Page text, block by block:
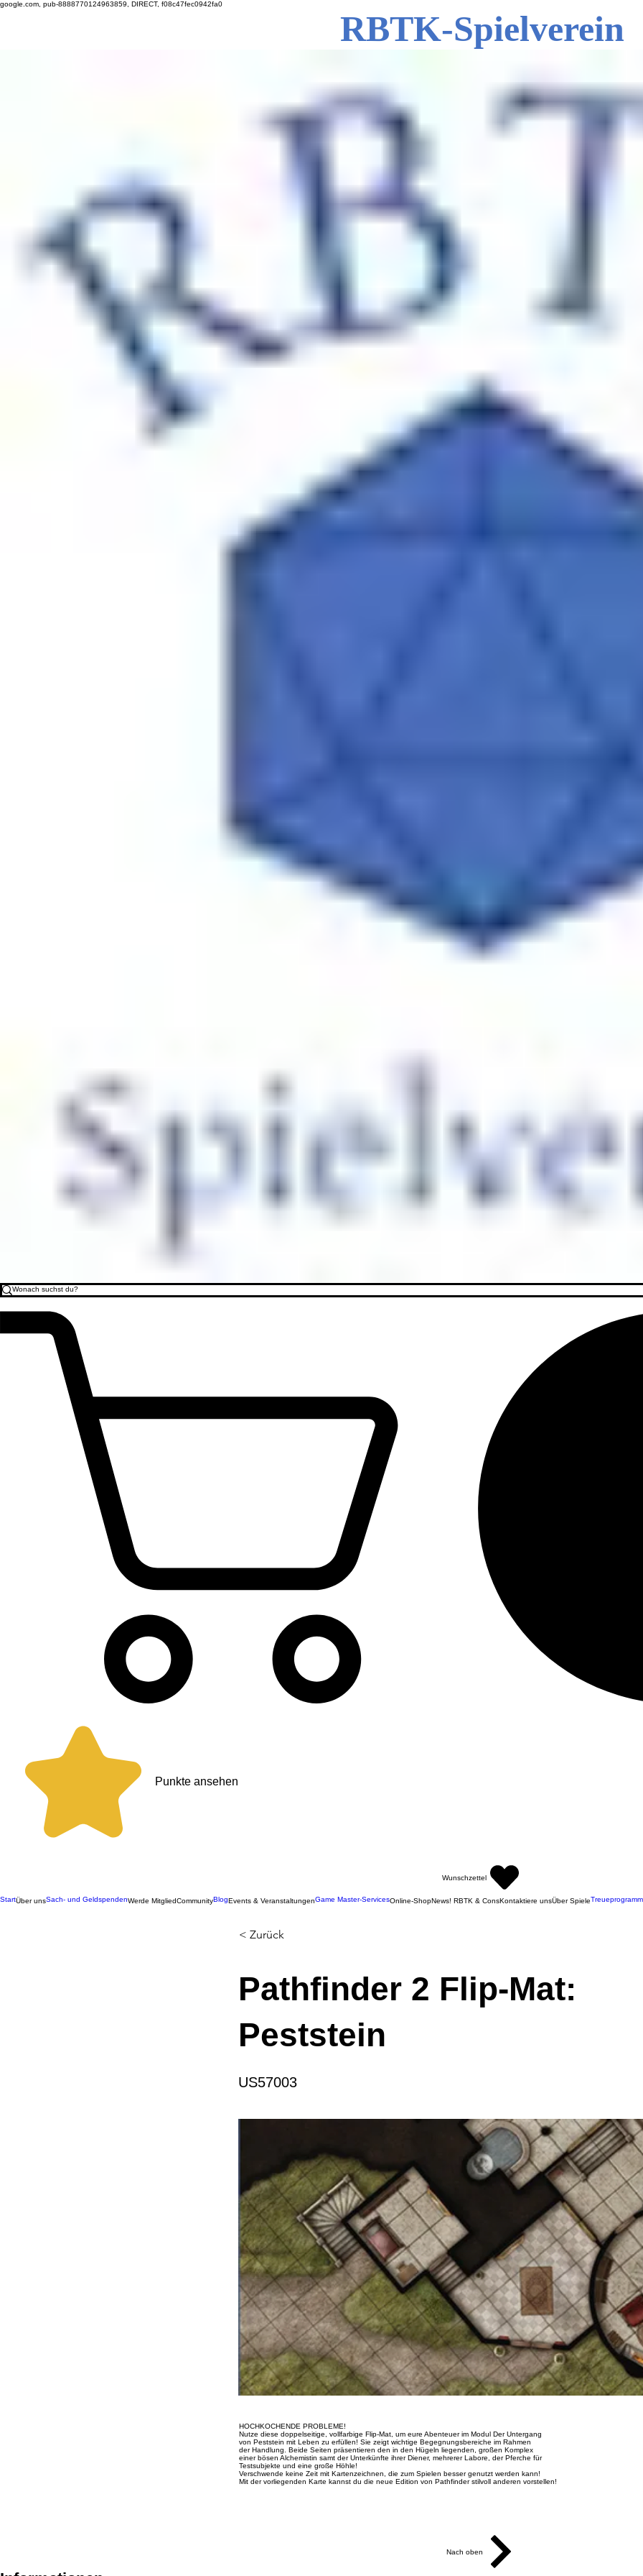
google.com, pub-8888770124963859, DIRECT, f08c47fec0942fa0
RBTK-Spielverein
Punkte ansehen
Wunschzettel
StartÜber unsSach- und GeldspendenWerde MitgliedCommunityBlogEvents & VeranstaltungenGame Master-ServicesOnline-ShopNews! RBTK & ConsKontaktiere unsÜber SpieleTreueprogramm
< Zurück
Pathfinder 2 Flip-Mat:
Peststein
US57003
HOCHKOCHENDE PROBLEME!
Nutze diese doppelseitige, vollfarbige Flip-Mat, um eure Abenteuer im Modul Der Untergang
von Peststein mit Leben zu erfüllen! Sie zeigt wichtige Begegnungsbereiche im Rahmen
der Handlung. Beide Seiten präsentieren den in den Hügeln liegenden, großen Komplex
einer bösen Alchemistin samt der Unterkünfte ihrer Diener, mehrerer Labore, der Pferche für
Testsubjekte und eine große Höhle!
Verschwende keine Zeit mit Kartenzeichnen, die zum Spielen besser genutzt werden kann!
Mit der vorliegenden Karte kannst du die neue Edition von Pathfinder stilvoll anderen vorstellen!
Nach oben